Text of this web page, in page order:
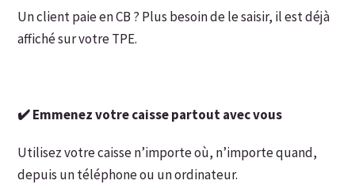
Un client paie en CB ? Plus besoin de le saisir, il est déjà
affiché sur votre TPE.
✔️ Emmenez votre caisse partout avec vous
Utilisez votre caisse n’importe où, n’importe quand,
depuis un téléphone ou un ordinateur.